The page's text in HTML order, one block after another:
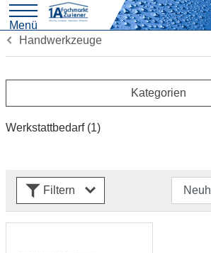
Menü
Handwerkzeuge
Kategorien
Werkstattbedarf (1)
Filtern